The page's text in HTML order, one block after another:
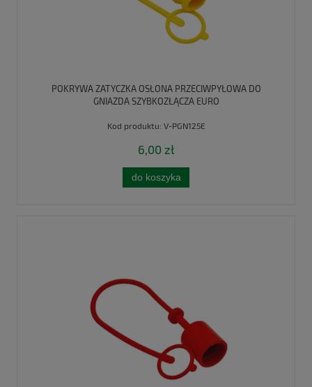
POKRYWA ZATYCZKA OSŁONA PRZECIWPYŁOWA DO
GNIAZDA SZYBKOZŁĄCZA EURO
Kod produktu: V-PGN125E
6,00 zł
do koszyka